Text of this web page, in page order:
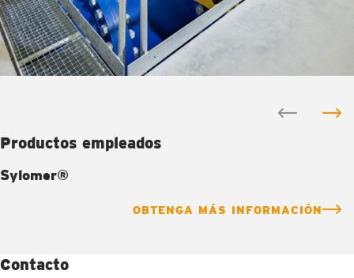
Productos empleados
Sylomer®
OBTENGA MÁS INFORMACIÓN
Contacto